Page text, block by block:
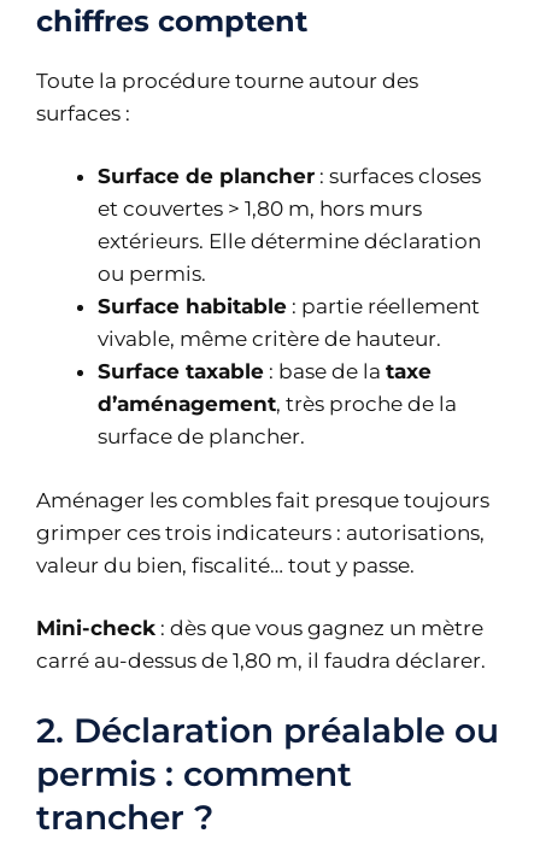
chiffres comptent
Toute la procédure tourne autour des
surfaces :
Surface de plancher : surfaces closes
et couvertes > 1,80 m, hors murs
extérieurs. Elle détermine déclaration
ou permis.
Surface habitable : partie réellement
vivable, même critère de hauteur.
Surface taxable : base de la taxe
d’aménagement, très proche de la
surface de plancher.
Aménager les combles fait presque toujours
grimper ces trois indicateurs : autorisations,
valeur du bien, fiscalité… tout y passe.
Mini-check : dès que vous gagnez un mètre
carré au-dessus de 1,80 m, il faudra déclarer.
2. Déclaration préalable ou
permis : comment
trancher ?